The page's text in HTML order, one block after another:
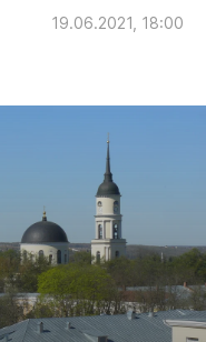
19.06.2021, 18:00